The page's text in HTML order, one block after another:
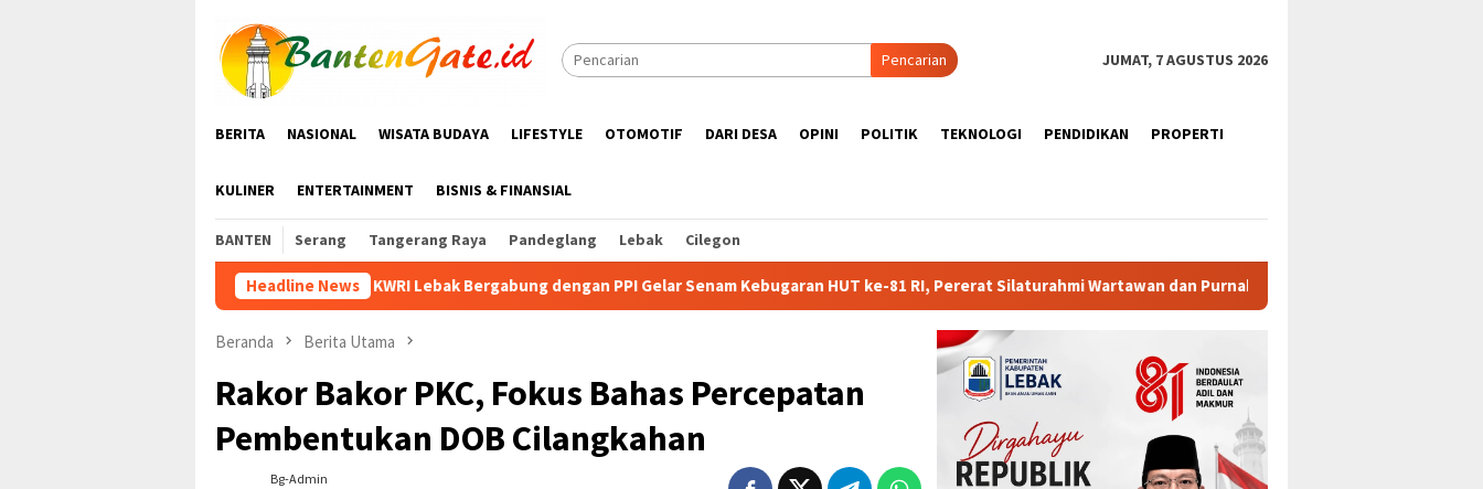
konten
Pencarian JUMAT, 7 AGUSTUS 2026
BERITA NASIONAL WISATA BUDAYA LIFESTYLE OTOMOTIF DARI DESA OPINI POLITIK TEKNOLOGI PENDIDIKAN PROPERTI
KULINER ENTERTAINMENT BISNIS & FINANSIAL
BANTEN Serang Tangerang Raya Pandeglang Lebak Cilegon
Headline News
KWRI Lebak Bergabung dengan PPI Gelar Senam Kebugaran HUT ke-81 RI, Pererat Silaturahmi Wartawan dan Purnabakti Ratusan Purna Bhakti dan Warga Siap
Beranda Berita Utama
Rakor Bakor PKC, Fokus Bahas Percepatan
Pembentukan DOB Cilangkahan
Bg-Admin